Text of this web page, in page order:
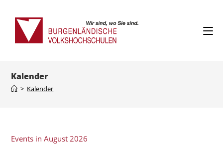
Kalender
> Kalender
Events in August 2026